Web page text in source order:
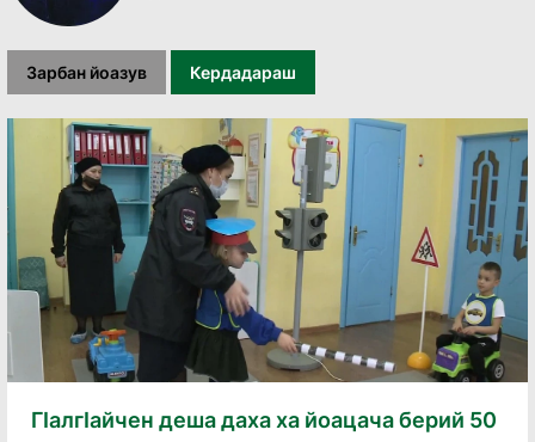
Зарбан йоазув Кердадараш
ГӀалгӀайчен деша даха ха йоацача берий 50